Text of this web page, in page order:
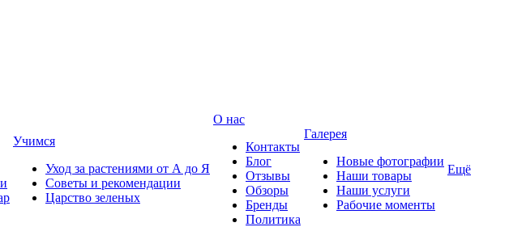
Учимся
Уход за растениями от А до Я
Советы и рекомендации
Царство зеленых
О нас
Контакты
Блог
Отзывы
Обзоры
Бренды
Политика
Галерея
Новые фотографии
Наши товары
Наши услуги
Рабочие моменты
Ещё